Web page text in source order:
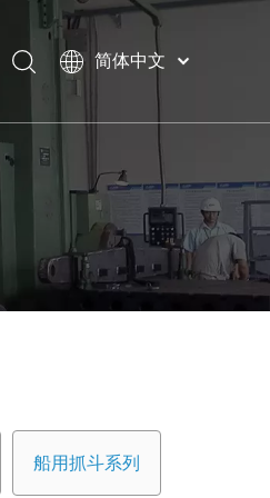
简体中文
indonesia
Pусский
Français
العربية
English
船用抓斗系列